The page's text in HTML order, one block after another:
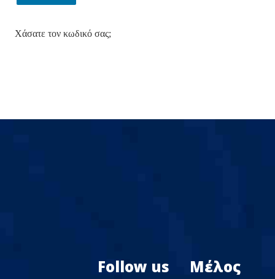
Χάσατε τον κωδικό σας;
Follow us
Μέλος